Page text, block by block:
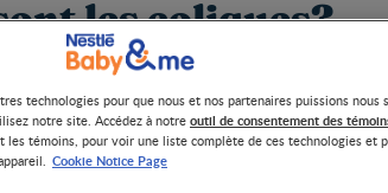
les coliques?
Quand votre bébé pleure de façon
irritable sans raison évidente, il
technologies pour que nous et nos partenaires puissions nous
notre site. Accédez à notre outil de consentement des
les témoins, pour voir une liste complète de ces technologies et
Cookie Notice Page